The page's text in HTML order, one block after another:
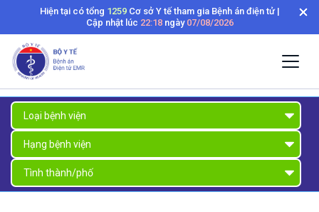
Hiện tại có tổng 1259Cơ sở Y tế tham gia Bệnh án điện tử |
Cập nhật lúc 22:18ngày 07/08/2026